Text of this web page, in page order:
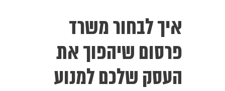
איך לבחור משרד
פרסום שיהפוך את
העסק שלכם למנוע